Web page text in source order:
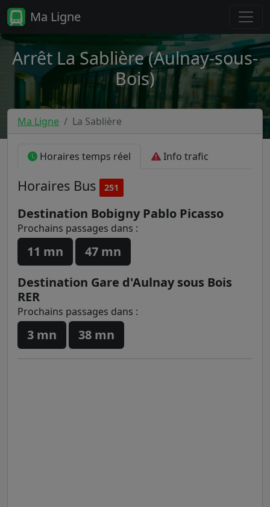
Ma Ligne
Arrêt La Sablière (Aulnay-sous-
Bois)
Ma Ligne La Sablière
Horaires temps réel Info trafic
Horaires Bus 251
Destination Bobigny Pablo Picasso
Prochains passages dans :
11 mn
47 mn
Destination Gare d'Aulnay sous Bois
RER
Prochains passages dans :
3 mn 38 mn